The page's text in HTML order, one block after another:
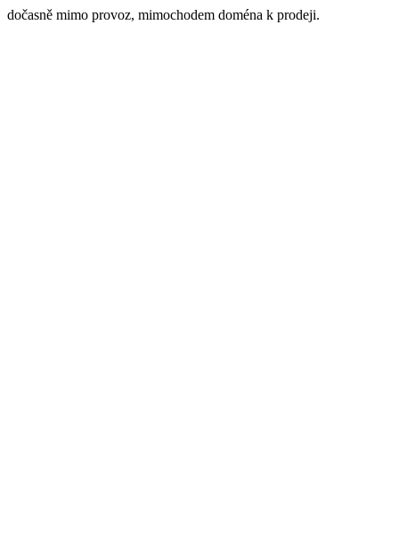
dočasně mimo provoz, mimochodem doména k prodeji.